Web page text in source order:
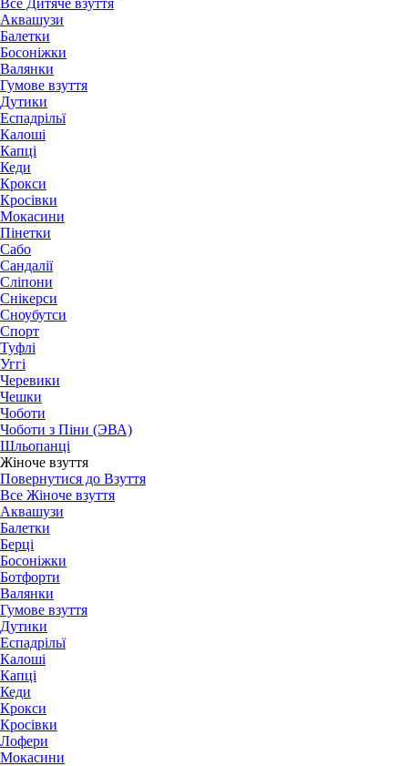
Все Дитяче взуття
Аквашузи
Балетки
Босоніжки
Валянки
Гумове взуття
Дутики
Еспадрільї
Калоші
Капці
Кеди
Крокси
Кросівки
Мокасини
Пінетки
Сабо
Сандалії
Сліпони
Снікерси
Сноубутси
Спорт
Туфлі
Уггі
Черевики
Чешки
Чоботи
Чоботи з Піни (ЭВА)
Шльопанці
Жіноче взуття
Повернутися до Взуття
Все Жіноче взуття
Аквашузи
Балетки
Берці
Босоніжки
Ботфорти
Валянки
Гумове взуття
Дутики
Еспадрільї
Калоші
Капці
Кеди
Крокси
Кросівки
Лофери
Мокасини